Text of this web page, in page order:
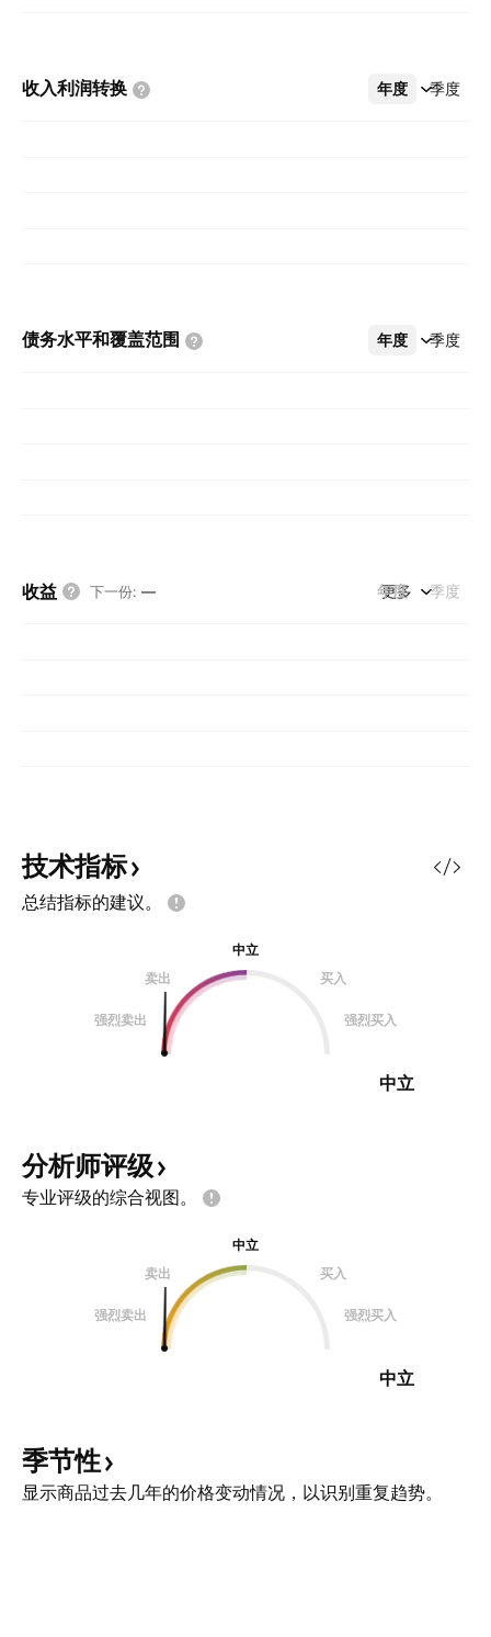
收入利润转换 年度 季度
更多
债务水平和覆盖范围 年度 季度
更多
收益 下一份: — 年度 季度
更多
技术指标
总结指标的建议。
中立
卖出
买入
强烈卖出 强烈买入
中立
分析师评级
专业评级的综合视图。
中立
卖出
买入
强烈卖出 强烈买入
中立
季节性
显示商品过去几年的价格变动情况，以识别重复趋势。